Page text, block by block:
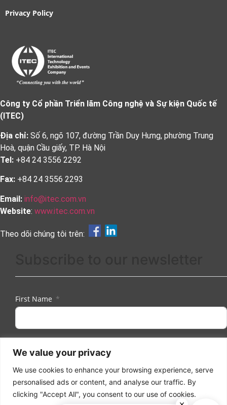
We value your privacy
We use cookies to enhance your browsing experience, serve
personalised ads or content, and analyse our traffic. By
clicking "Accept All", you consent to our use of cookies.
Privacy Policy
Công ty Cổ phần Triển lãm Công nghệ và Sự kiện Quốc tế
(ITEC)
Địa chỉ: Số 6, ngõ 107, đường Trần Duy Hưng, phường Trung
Hoà, quận Cầu giấy, TP. Hà Nội
Tel: +84 24 3556 2292
Fax: +84 24 3556 2293
Email: info@itec.com.vn
Website: www.itec.com.vn
Theo dõi chúng tôi trên:
First Name
Email